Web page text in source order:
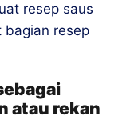
resep saus
bagian resep
atau rekan